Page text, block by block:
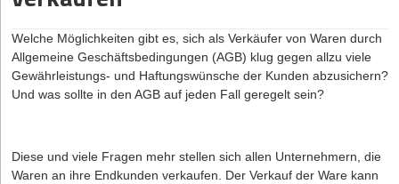
Wichtig ist es, dass für die Gewährleistung die gesetzlichen Regeln
wesentlich einschränkt. Viele Hersteller versuchen, die
Gewährleistungsfrist auf ein Jahr ab Warenauslieferung zu
beschränken, was über allgemeine Geschäftsbedingungen im
Verhältnis zu Unternehmern als Einkäufern zulässig ist. Hier lohnt
zwei Jahren bestehen bleibt oder sogar auf drei Jahre verlängert
wird, was zulässig ist. Insgesamt empfiehlt sich beim regelmäßigen
Welche Möglichkeiten gibt es, sich als Verkäufer von Waren durch
Allgemeine Geschäftsbedingungen (AGB) klug gegen allzu viele
Gewährleistungs- und Haftungswünsche der Kunden abzusichern?
Und was sollte in den AGB auf jeden Fall geregelt sein?
Diese und viele Fragen mehr stellen sich allen Unternehmern, die
Waren an ihre Endkunden verkaufen. Der Verkauf der Ware kann